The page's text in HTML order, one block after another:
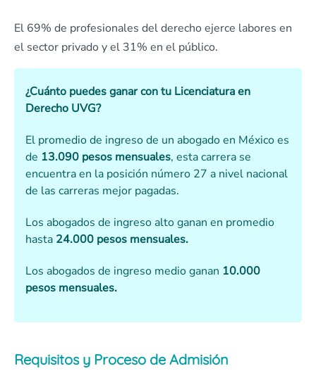
El 69% de profesionales del derecho ejerce labores en
el sector privado y el 31% en el público.
¿Cuánto puedes ganar con tu Licenciatura en
Derecho UVG?
El promedio de ingreso de un abogado en México es
de 13.090 pesos mensuales, esta carrera se
encuentra en la posición número 27 a nivel nacional
de las carreras mejor pagadas.
Los abogados de ingreso alto ganan en promedio
hasta 24.000 pesos mensuales.
Los abogados de ingreso medio ganan 10.000
pesos mensuales.
Requisitos y Proceso de Admisión